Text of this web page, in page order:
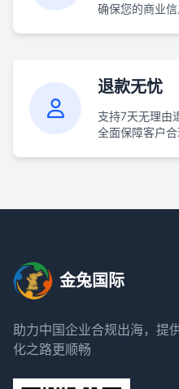
确保您的商业
退款无忧
支持7天无理由
全面保障客户
金兔国际
助力中国企业合规出海，提
化之路更顺畅